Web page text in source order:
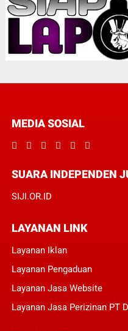
MEDIA SOSIAL
SUARA INDEPENDEN
SIJI.OR.ID
LAYANAN LINK
Layanan Iklan
Layanan Pengaduan
Layanan Jasa Website
Layanan Jasa Perizinan PT